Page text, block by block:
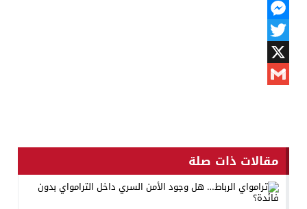
WhatsApp
Messenger
Twitter
X
مقالات ذات صلة